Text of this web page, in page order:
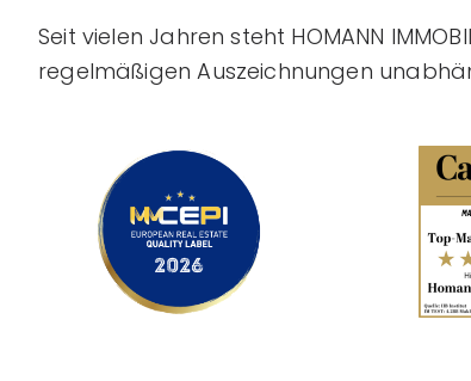
Seit vielen Jahren steht HOMANN
regelmäßigen Auszeichnungen